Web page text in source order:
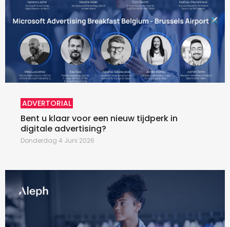
ADVERTORIAL
Bent u klaar voor een nieuw tijdperk in
digitale advertising?
Donderdag 4 Juni 2026